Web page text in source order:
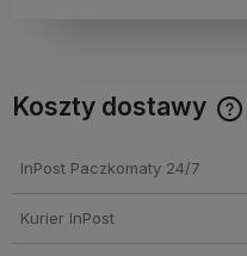
Koszty dostawy
InPost Paczkomaty 24/7
Kurier InPost